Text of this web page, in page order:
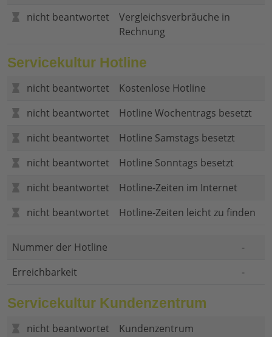
nicht beantwortet
Vergleichsverbräuche in
Rechnung
Servicekultur Hotline
nicht beantwortet
Kostenlose Hotline
nicht beantwortet
Hotline Wochentrags besetzt
nicht beantwortet
Hotline Samstags besetzt
nicht beantwortet
Hotline Sonntags besetzt
nicht beantwortet
Hotline-Zeiten im Internet
nicht beantwortet
Hotline-Zeiten leicht zu finden
Nummer der Hotline
-
Erreichbarkeit
-
Servicekultur Kundenzentrum
nicht beantwortet
Kundenzentrum